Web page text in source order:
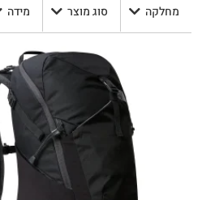
מחלקה סוג מוצר מידה